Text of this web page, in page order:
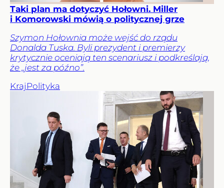
Taki plan ma dotyczyć Hołowni. Miller
i Komorowski mówią o politycznej grze
Szymon Hołownia może wejść do rządu
Donalda Tuska. Byli prezydent i premierzy
krytycznie oceniają ten scenariusz i podkreślają,
że „jest za późno”.
Kraj Polityka